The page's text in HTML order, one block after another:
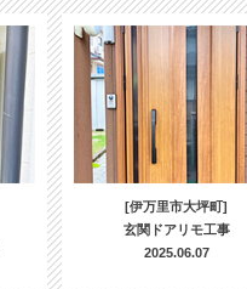
[伊万里市大坪町]
玄関ドアリモ工事
2025.06.07